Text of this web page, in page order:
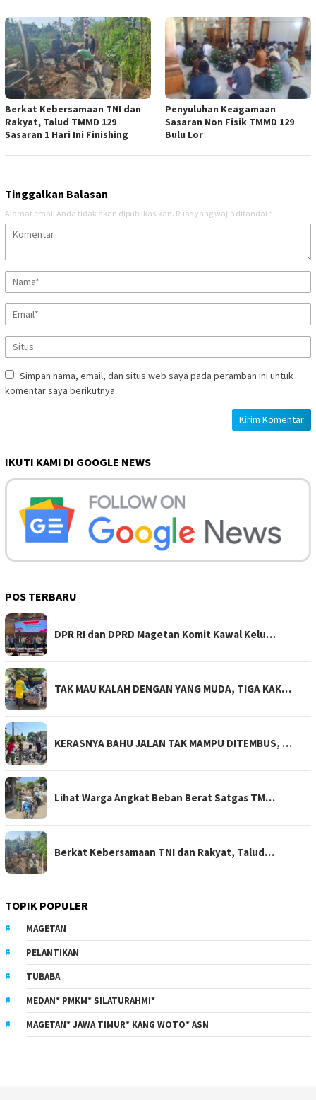
Berkat Kebersamaan TNI dan
Rakyat, Talud TMMD 129
Sasaran 1 Hari Ini Finishing
Penyuluhan Keagamaan
Sasaran Non Fisik TMMD 129
Bulu Lor
Tinggalkan Balasan
Alamat email Anda tidak akan dipublikasikan. Ruas yang wajib ditandai *
Simpan nama, email, dan situs web saya pada peramban ini untuk
komentar saya berikutnya.
IKUTI KAMI DI GOOGLE NEWS
POS TERBARU
DPR RI dan DPRD Magetan Komit Kawal Kelu…
TAK MAU KALAH DENGAN YANG MUDA, TIGA KAK…
KERASNYA BAHU JALAN TAK MAMPU DITEMBUS, …
Lihat Warga Angkat Beban Berat Satgas TM…
Berkat Kebersamaan TNI dan Rakyat, Talud…
TOPIK POPULER
MAGETAN
PELANTIKAN
TUBABA
MEDAN* PMKM* SILATURAHMI*
MAGETAN* JAWA TIMUR* KANG WOTO* ASN